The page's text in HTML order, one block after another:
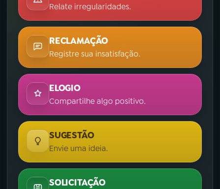
Relate irregularidades.
RECLAMAÇÃO
Registre sua insatisfação.
ELOGIO
Compartilhe algo positivo.
SUGESTÃO
Envie uma ideia.
SOLICITAÇÃO